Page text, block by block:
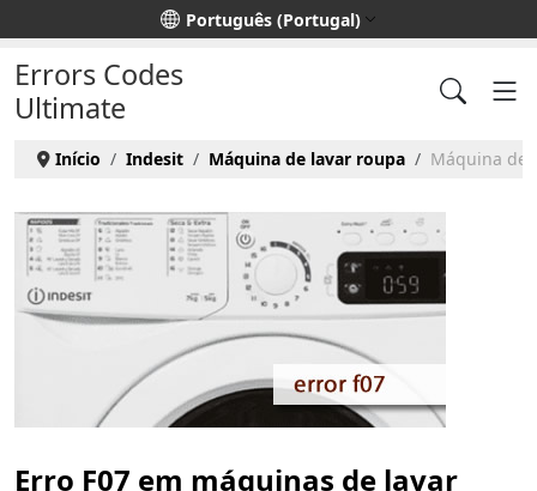
Escolha o seu idioma Português (Portugal)
Errors Codes
Ultimate
Início Indesit Máquina de lavar roupa Máquina de
Erro F07 em máquinas de lavar